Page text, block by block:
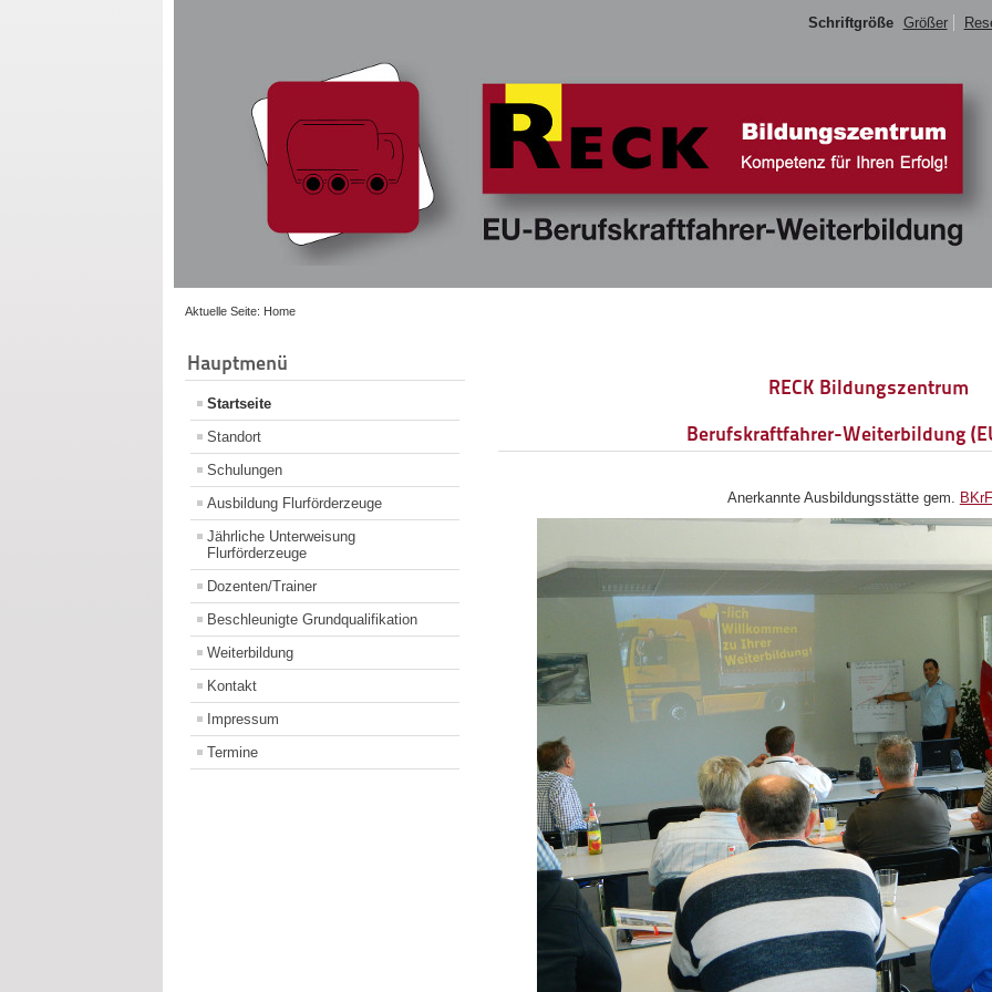
Schriftgröße Größer
Aktuelle Seite: Home
Hauptmenü
Startseite
Standort
Schulungen
Ausbildung Flurförderzeuge
Jährliche Unterweisung
Flurförderzeuge
Dozenten/Trainer
Beschleunigte Grundqualifikation
Weiterbildung
Kontakt
Impressum
Termine
RECK Bildungszentrum
Berufskraftfahrer-Weiterbildung
Anerkannte Ausbildungsstätte gem.